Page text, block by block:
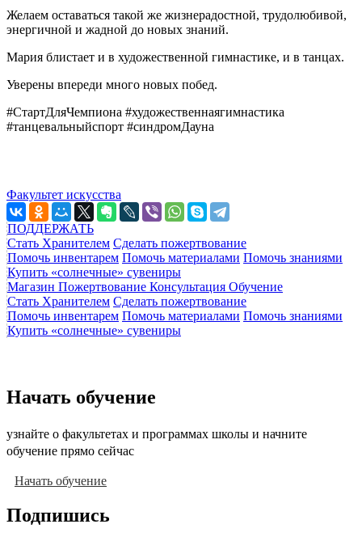
Желаем оставаться такой же жизнерадостной, трудолюбивой,
энергичной и жадной до новых знаний.
Мария блистает и в художественной гимнастике, и в танцах.
Уверены впереди много новых побед.
#СтартДляЧемпиона #художественнаягимнастика
#танцевальныйспорт #синдромДауна
Факультет искусства
ПОДДЕРЖАТЬ
Стать Хранителем Сделать пожертвование
Помочь инвентарем Помочь материалами Помочь знаниями
Купить «солнечные» сувениры
Магазин Пожертвование Консультация Обучение
Стать Хранителем Сделать пожертвование
Помочь инвентарем Помочь материалами Помочь знаниями
Купить «солнечные» сувениры
Начать обучение
узнайте о факультетах и программах школы и начните
обучение прямо сейчас
Начать обучение
Подпишись